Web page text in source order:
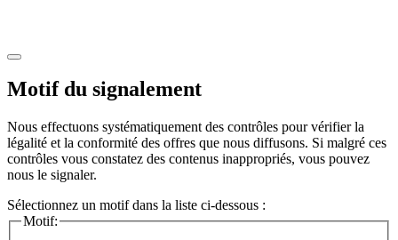
Motif du signalement
Nous effectuons systématiquement des contrôles pour vérifier la
légalité et la conformité des offres que nous diffusons. Si malgré ces
contrôles vous constatez des contenus inappropriés, vous pouvez
nous le signaler.
Sélectionnez un motif dans la liste ci-dessous :
Motif: